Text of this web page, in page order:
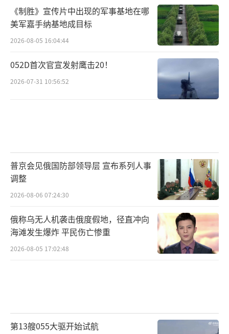
《制胜》宣传片中出现的军事基地在哪
美军嘉手纳基地成目标
2026-08-05 16:04:44
052D首次官宣发射鹰击20！
2026-07-31 10:56:52
普京会见俄国防部领导层 宣布系列人事
调整
2026-08-06 07:24:30
俄称乌无人机袭击俄度假地，径直冲向
海滩发生爆炸 平民伤亡惨重
2026-08-05 17:02:48
第13艘055大驱开始试航